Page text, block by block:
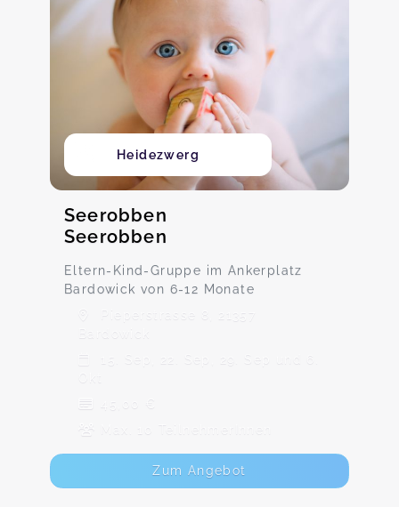
Heidezwerg
Seerobben
Seerobben
Eltern-Kind-Gruppe im Ankerplatz
Bardowick von 6-12 Monate
Pieperstrasse 8, 21357
15. Sep, 22. Sep, 29. Sep und 6.
Okt
45,00 €
Max. 10 TeilnehmerInnen
Zum Angebot